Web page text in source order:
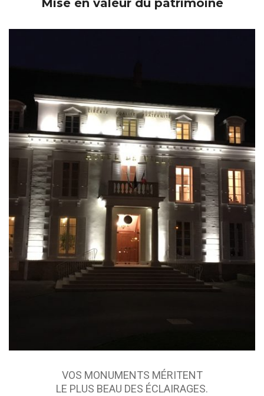
Mise en valeur du patrimoine
VOS MONUMENTS MÉRITENT
LE PLUS BEAU DES ÉCLAIRAGES.